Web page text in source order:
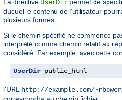
La directive UserDir permet de
duquel le contenu de l'utilisateur
plusieurs formes.
Si le chemin spécifié ne commence
interprété comme chemin relatif au
considéré. Par exemple, avec cette
UserDir public_html
l'URL http://example.com/